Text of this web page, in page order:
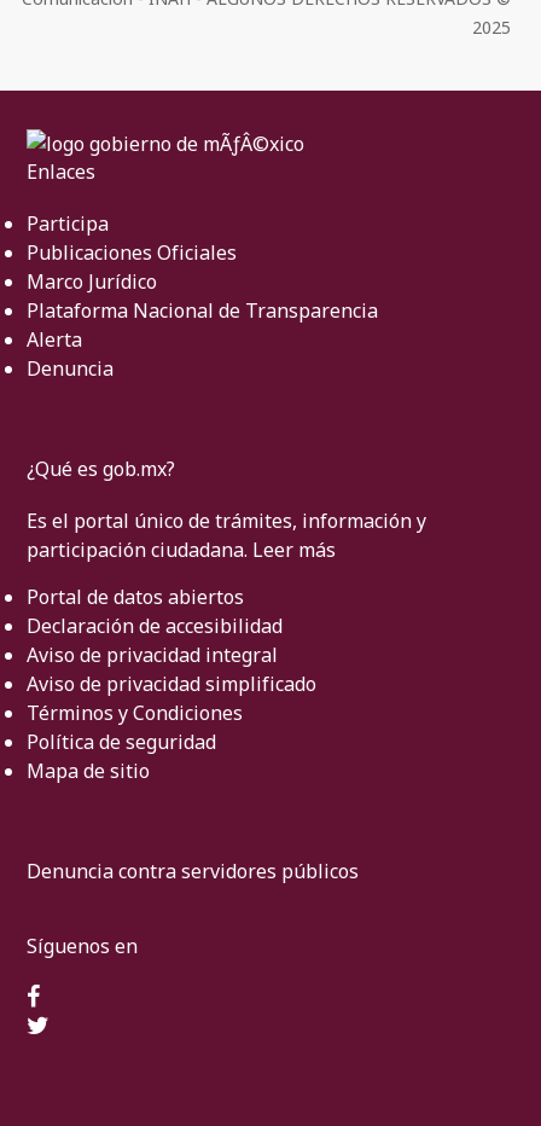
2025
Enlaces
Participa
Publicaciones Oficiales
Marco Jurídico
Plataforma Nacional de Transparencia
Alerta
Denuncia
¿Qué es gob.mx?
Es el portal único de trámites, información y
participación ciudadana. Leer más
Portal de datos abiertos
Declaración de accesibilidad
Aviso de privacidad integral
Aviso de privacidad simplificado
Términos y Condiciones
Política de seguridad
Mapa de sitio
Denuncia contra servidores públicos
Síguenos en